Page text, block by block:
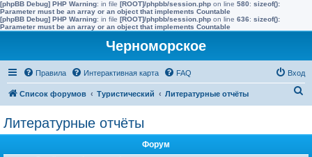
[phpBB Debug] PHP Warning: in file [ROOT]/phpbb/session.php on line 580: sizeof():
Parameter must be an array or an object that implements Countable
[phpBB Debug] PHP Warning: in file [ROOT]/phpbb/session.php on line 636: sizeof():
Parameter must be an array or an object that implements Countable
Черноморское
Правила Интерактивная карта FAQ Вход
Список форумов Туристический Литературные отчёты
Литературные отчёты
Форум